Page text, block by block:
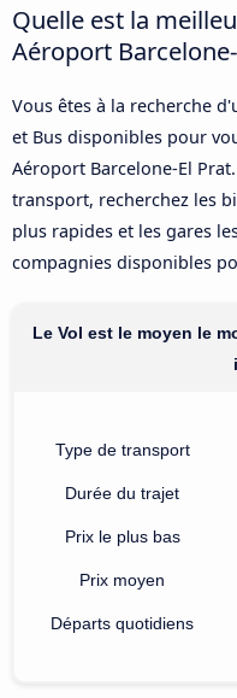
Quelle est la
Aéroport
Vous êtes à la recherche
et Bus disponibles pour
Aéroport Barcelone-El
transport, recherchez les
plus rapides et les gares
compagnies disponibles
Le Vol est le moyen le
Type de transport
Durée du trajet
Prix le plus bas
Prix moyen
Départs quotidiens